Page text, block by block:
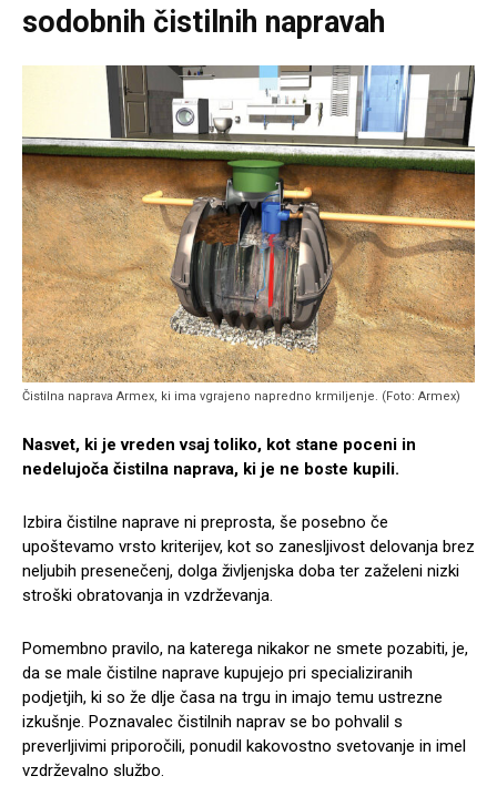
sodobnih čistilnih napravah
Čistilna naprava Armex, ki ima vgrajeno napredno krmiljenje. (Foto: Armex)
Nasvet, ki je vreden vsaj toliko, kot stane poceni in
nedelujoča čistilna naprava, ki je ne boste kupili.
Izbira čistilne naprave ni preprosta, še posebno če
upoštevamo vrsto kriterijev, kot so zanesljivost delovanja brez
neljubih presenečenj, dolga življenjska doba ter zaželeni nizki
stroški obratovanja in vzdrževanja.
Pomembno pravilo, na katerega nikakor ne smete pozabiti, je,
da se male čistilne naprave kupujejo pri specializiranih
podjetjih, ki so že dlje časa na trgu in imajo temu ustrezne
izkušnje. Poznavalec čistilnih naprav se bo pohvalil s
preverljivimi priporočili, ponudil kakovostno svetovanje in imel
vzdrževalno službo.